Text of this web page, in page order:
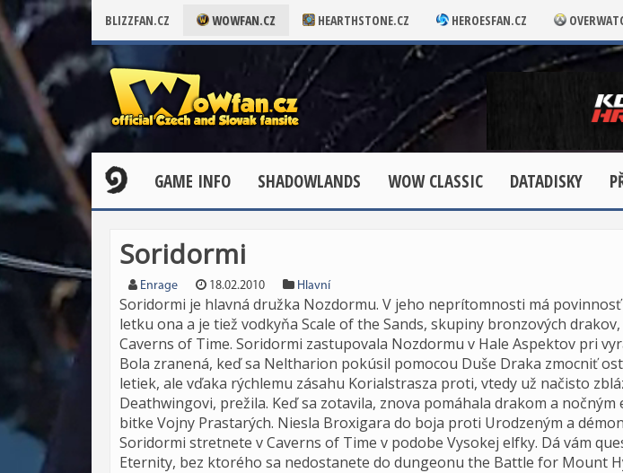
BLIZZFAN.CZ WOWFAN.CZ HEARTHSTONE.CZ HEROESFAN.CZ
GAME INFO SHADOWLANDS WOW CLASSIC DATADISKY
Soridormi
Enrage 18.02.2010 Hlavní
Soridormi je hlavná družka Nozdormu. V jeho neprítomnosti má
letku ona a je tiež vodkyňa Scale of the Sands, skupiny bronzových
Caverns of Time. Soridormi zastupovala Nozdormu v Hale Aspektov pri
Bola zranená, keď sa Neltharion pokúsil pomocou Duše Draka zmocniť
letiek, ale vďaka rýchlemu zásahu Korialstrasza proti, vtedy už načisto
Deathwingovi, prežila. Keď sa zotavila, znova pomáhala drakom a nočným
bitke Vojny Prastarých. Niesla Broxigara do boja proti Urodzeným a
Soridormi stretnete v Caverns of Time v podobe Vysokej elfky. Dá vám
Eternity, bez ktorého sa nedostanete do dungeonu the Battle for Mount